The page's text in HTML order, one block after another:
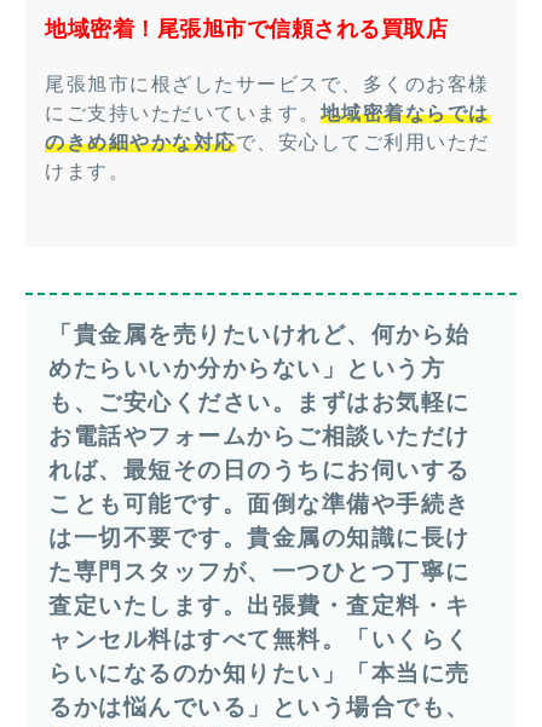
地域密着！尾張旭市で信頼される買取店
尾張旭市に根ざしたサービスで、多くのお客様
にご支持いただいています。 地域密着ならでは
のきめ細やかな対応で、安心してご利用いただ
けます。
「貴金属を売りたいけれど、何から始
めたらいいか分からない」という方
も、ご安心ください。まずはお気軽に
お電話やフォームからご相談いただけ
れば、最短その日のうちにお伺いする
ことも可能です。面倒な準備や手続き
は一切不要です。貴金属の知識に長け
た専門スタッフが、一つひとつ丁寧に
査定いたします。出張費・査定料・キ
ャンセル料はすべて無料。「いくらく
らいになるのか知りたい」「本当に売
るかは悩んでいる」という場合でも、